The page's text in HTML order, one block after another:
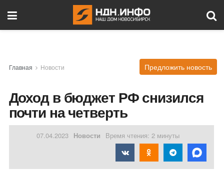
Главная Новости Предложить новость
Доход в бюджет РФ снизился
почти на четверть
07.04.2023 Новости Время чтения: 2 минуты